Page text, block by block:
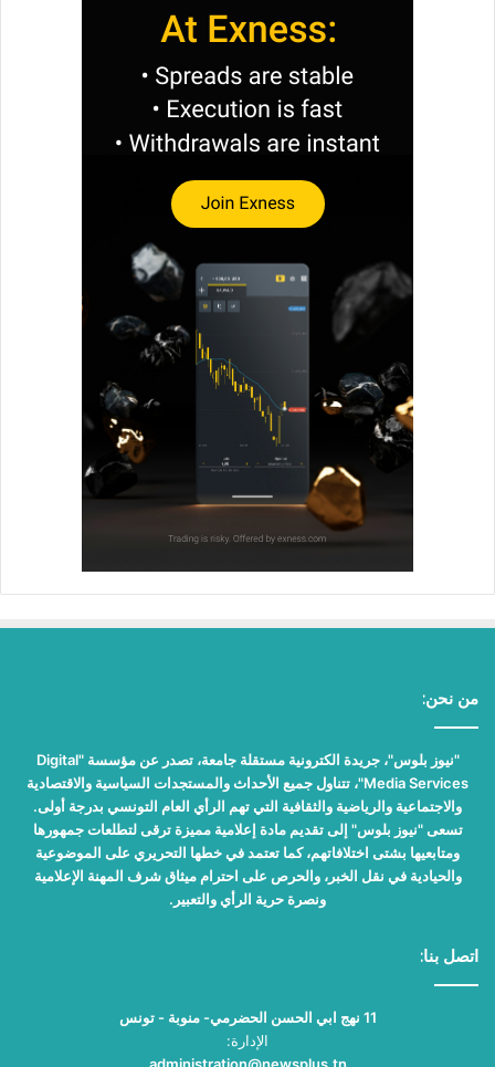
من نحن:
"نيوز بلوس"، جريدة الكترونية مستقلة جامعة، تصدر عن مؤسسة "Digital
Media Services"، تتناول جميع الأحداث والمستجدات السياسية والاقتصادية
والاجتماعية والرياضية والثقافية التي تهم الرأي العام التونسي بدرجة أولى.
تسعى "نيوز بلوس" إلى تقديم مادة إعلامية مميزة ترقى لتطلعات جمهورها
ومتابعيها بشتى اختلافاتهم، كما تعتمد في خطها التحريري على الموضوعية
والحيادية في نقل الخبر، والحرص على احترام ميثاق شرف المهنة الإعلامية
ونصرة حرية الرأي والتعبير.
اتصل بنا:
11 نهج ابي الحسن الحضرمي- منوبة - تونس
الإدارة: